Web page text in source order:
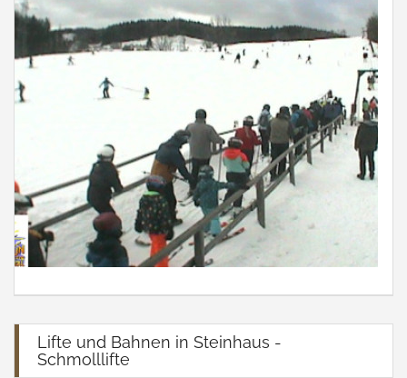
Lifte und Bahnen in Steinhaus -
Schmolllifte